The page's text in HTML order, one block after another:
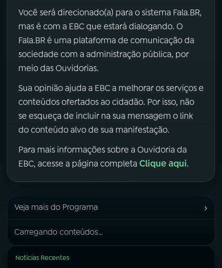
Você será direcionado(a) para o sistema Fala.BR,
mas é com a EBC que estará dialogando. O
Fala.BR é uma plataforma de comunicação da
sociedade com a administração pública, por
meio das Ouvidorias.
Sua opinião ajuda a EBC a melhorar os serviços e
conteúdos ofertados ao cidadão. Por isso, não
se esqueça de incluir na sua mensagem o link
do conteúdo alvo de sua manifestação.
Para mais informações sobre a Ouvidoria da
EBC, acesse a página completa Clique aqui.
Veja mais do Programa ›
Carregando conteúdos...
Notícias Recentes